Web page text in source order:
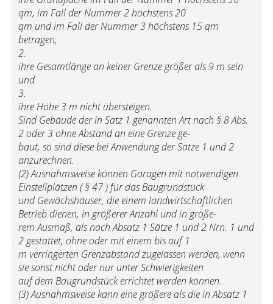
qm, im Fall der Nummer 2 höchstens 20
qm und im Fall der Nummer 3 höchstens 15 qm
betragen,
2.
ihre Gesamtlänge an keiner Grenze größer als 9 m sein
und
3.
ihre Höhe 3 m nicht übersteigen.
Sind Gebäude der in Satz 1 genannten Art nach § 8 Abs.
2 oder 3 ohne Abstand an eine Grenze ge-
baut, so sind diese bei Anwendung der Sätze 1 und 2
anzurechnen.
(2) Ausnahmsweise können Garagen mit notwendigen
Einstellplätzen ( § 47 ) für das Baugrundstück
und Gewächshäuser, die einem landwirtschaftlichen
Betrieb dienen, in größerer Anzahl und in größe-
rem Ausmaß, als nach Absatz 1 Sätze 1 und 2 Nrn. 1 und
2 gestattet, ohne oder mit einem bis auf 1
m verringerten Grenzabstand zugelassen werden, wenn
sie sonst nicht oder nur unter Schwierigkeiten
auf dem Baugrundstück errichtet werden können.
(3) Ausnahmsweise kann eine größere als die in Absatz 1